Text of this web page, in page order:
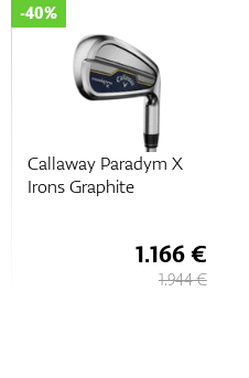
Callaway Paradym X
Irons Graphite
-40%
1.166 €
1.944 €